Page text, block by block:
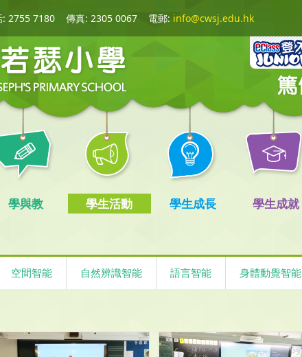
: 2755 7180 傳真: 2305 0067 電郵: info@cwsj.edu.hk
學與教 學生活動 學生成長 學生成就
空間智能 自然辨識智能 語言智能 身體動覺智能